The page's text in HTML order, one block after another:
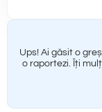
Ups! Ai găsit o
o raportezi. Îți